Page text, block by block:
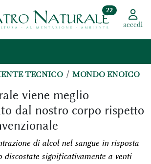
22
accedi
TECNICO MONDO ENOICO
viene meglio
dal nostro corpo rispetto
di alcol nel sangue in risposta
discostate significativamente a venti